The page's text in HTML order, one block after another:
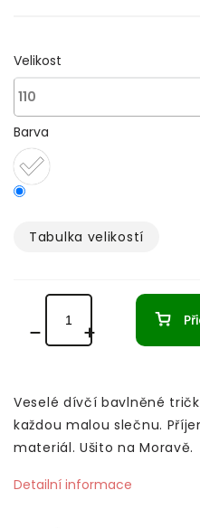
Velikost
Barva
Tabulka velikostí­
Veselé dívčí bavlněné
každou malou slečnu.
materiál. Ušito na Moravě.
Detailní informace